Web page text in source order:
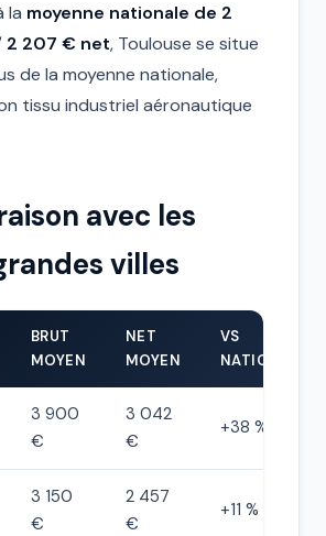
la moyenne nationale de 2
2 207 € net, Toulouse se situe
de la moyenne nationale,
tissu industriel aéronautique
avec les
villes
BRUT
MOYEN
NET
MOYEN
VS
NATIONALE
3 900
€
3 042
€
+38 %
3 150
€
2 457
€
+11 %